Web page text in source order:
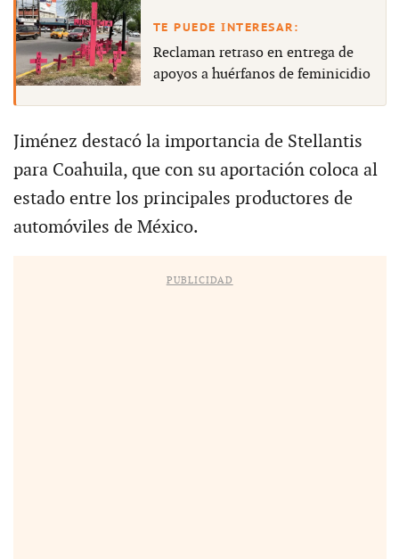
Reclaman retraso en entrega de
apoyos a huérfanos de feminicidio
Jiménez destacó la importancia de Stellantis
para Coahuila, que con su aportación coloca al
estado entre los principales productores de
automóviles de México.
PUBLICIDAD